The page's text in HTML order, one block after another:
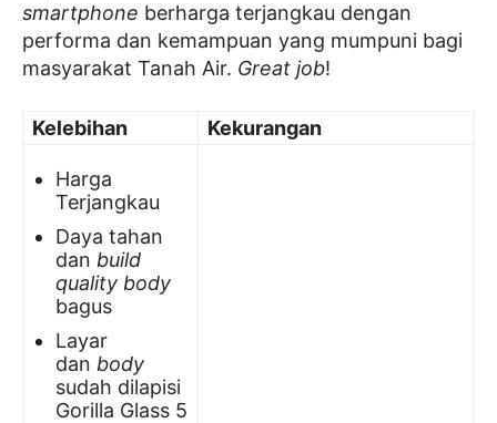
smartphone berharga terjangkau dengan
performa dan kemampuan yang mumpuni bagi
masyarakat Tanah Air. Great job!
Kelebihan Kekurangan
Harga
Terjangkau
Daya tahan
dan build
quality body
bagus
Layar
dan body
sudah dilapisi
Gorilla Glass 5